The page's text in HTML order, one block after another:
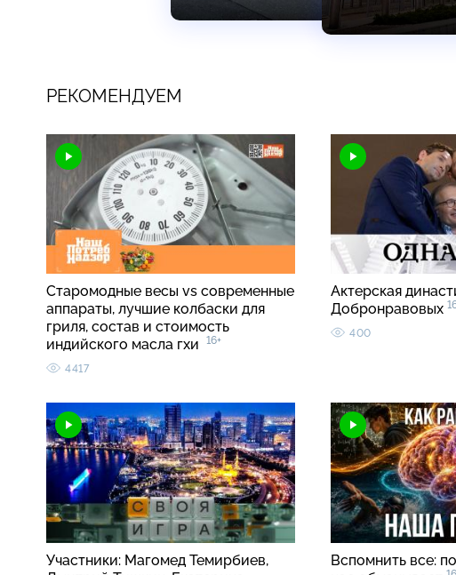
РЕКОМЕНДУЕМ
Старомодные весы vs современные
аппараты, лучшие колбаски для
гриля, состав и стоимость
индийского масла гхи
16+
4417
Актерская
Добронравовых
400
Участники: Магомед Темирбиев,
Вспомнить все: